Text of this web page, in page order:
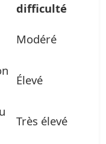
difficulté
Modéré
Élevé
Très élevé